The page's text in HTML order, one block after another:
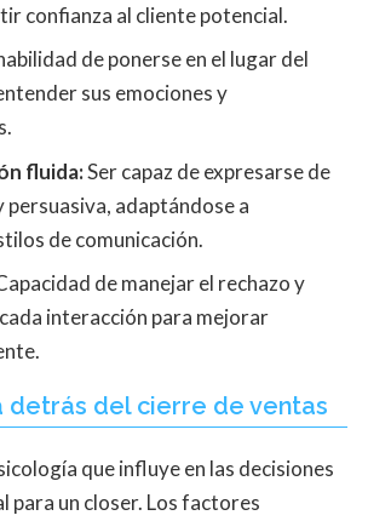
confianza al cliente potencial.
de ponerse en el lugar del
sus emociones y
fluida:Ser capaz de expresarse de
adaptándose a
de comunicación.
de manejar el rechazo y
interacción para mejorar
detrás del cierre de ventas
que influye en las decisiones
para un closer. Los factores